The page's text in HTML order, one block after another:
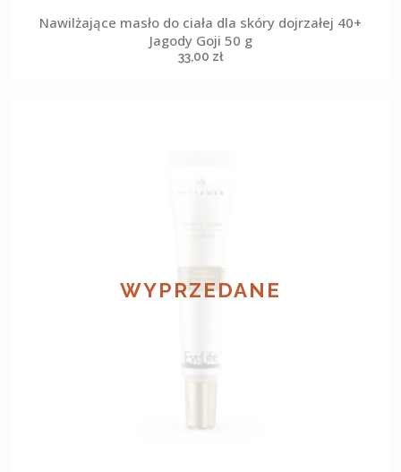
Nawilżające masło do ciała dla skóry dojrzałej 40+
Jagody Goji 50 g
33,00 zł
WYPRZEDANE